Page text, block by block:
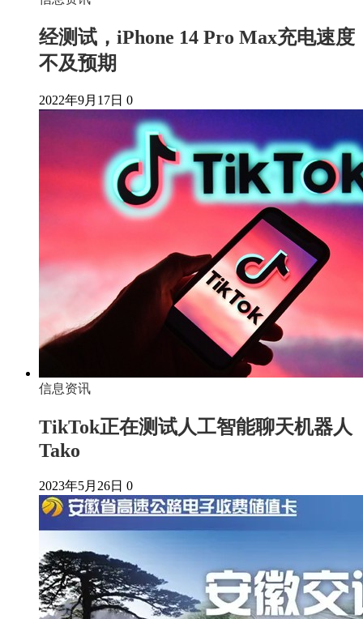
经测试，iPhone 14 Pro Max充电速度
不及预期
2022年9月17日 0
信息资讯
TikTok正在测试人工智能聊天机器人
Tako
2023年5月26日 0